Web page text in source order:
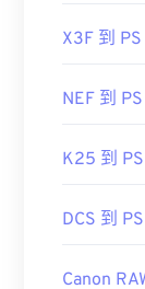
X3F 到 PS
NEF 到 PS
K25 到 PS
DCS 到 PS
Canon